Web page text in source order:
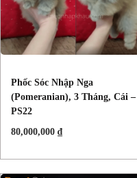
Phốc Sóc Nhập Nga
(Pomeranian), 3 Tháng, Cái –
PS22
80,000,000 ₫